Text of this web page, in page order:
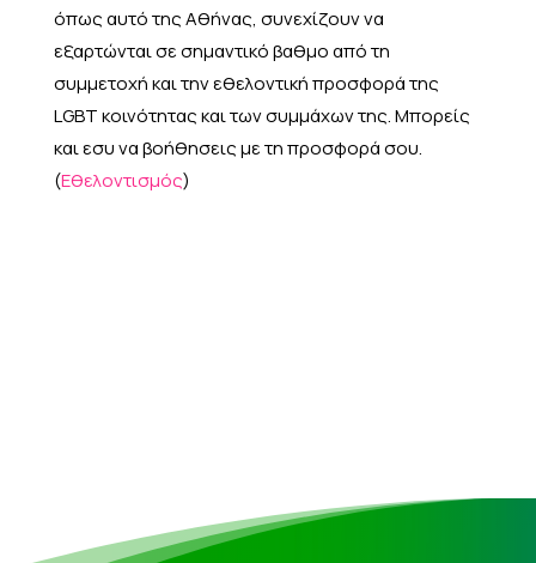
όπως αυτό της Αθήνας, συνεχίζουν να
εξαρτώνται σε σημαντικό βαθμο από τη
συμμετοχή και την εθελοντική προσφορά της
LGBT κοινότητας και των συμμάχων της. Μπορείς
και εσυ να βοήθησεις με τη προσφορά σου.
(Εθελοντισμός)